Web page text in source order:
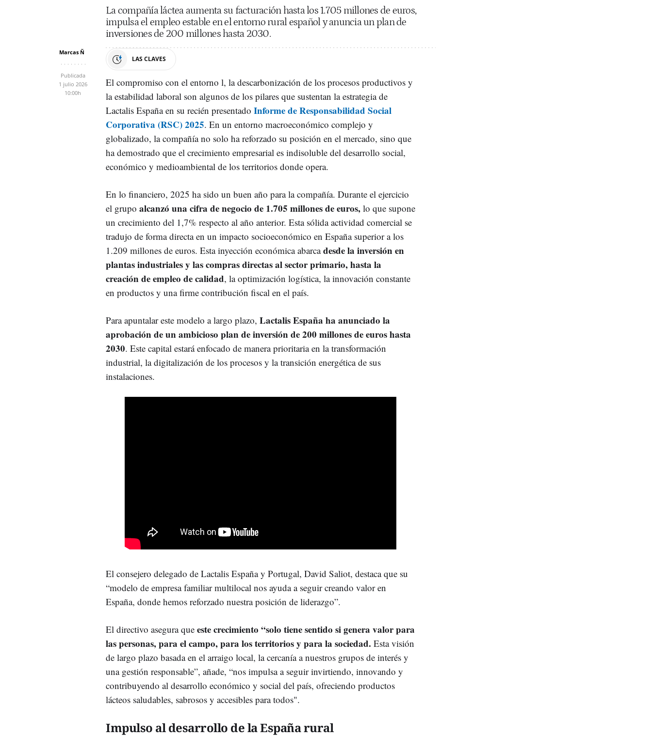
La compañía láctea aumenta su facturación hasta los 1.705 millones de euros,
impulsa el empleo estable en el entorno rural español y anuncia un plan de
inversiones de 200 millones hasta 2030.
Marcas Ñ
Publicada
1 julio 2026
10:00h
LAS CLAVES
El compromiso con el entorno l, la descarbonización de los procesos productivos y
la estabilidad laboral son algunos de los pilares que sustentan la estrategia de
Lactalis España en su recién presentado Informe de Responsabilidad Social
Corporativa (RSC) 2025. En un entorno macroeconómico complejo y
globalizado, la compañía no solo ha reforzado su posición en el mercado, sino que
ha demostrado que el crecimiento empresarial es indisoluble del desarrollo social,
económico y medioambiental de los territorios donde opera.
En lo financiero, 2025 ha sido un buen año para la compañía. Durante el ejercicio
el grupo alcanzó una cifra de negocio de 1.705 millones de euros, lo que supone
un crecimiento del 1,7% respecto al año anterior. Esta sólida actividad comercial se
tradujo de forma directa en un impacto socioeconómico en España superior a los
1.209 millones de euros. Esta inyección económica abarcadesde la inversión en
plantas industriales y las compras directas al sector primario, hasta la
creación de empleo de calidad, la optimización logística, la innovación constante
en productos y una firme contribución fiscal en el país.
Para apuntalar este modelo a largo plazo, Lactalis España ha anunciado la
aprobación de un ambicioso plan de inversión de 200 millones de euros hasta
2030. Este capital estará enfocado de manera prioritaria en la transformación
industrial, la digitalización de los procesos y la transición energética de sus
instalaciones.
El consejero delegado de Lactalis España y Portugal, David Saliot, destaca que su
“modelo de empresa familiar multilocal nos ayuda a seguir creando valor en
España, donde hemos reforzado nuestra posición de liderazgo”.
El directivo asegura que este crecimiento “solo tiene sentido si genera valor para
las personas, para el campo, para los territorios y para la sociedad. Esta visión
de largo plazo basada en el arraigo local, la cercanía a nuestros grupos de interés y
una gestión responsable”, añade, “nos impulsa a seguir invirtiendo, innovando y
contribuyendo al desarrollo económico y social del país, ofreciendo productos
lácteos saludables, sabrosos y accesibles para todos".
Impulso al desarrollo de la España rural